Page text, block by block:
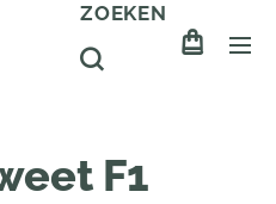
ZOEKEN
F1